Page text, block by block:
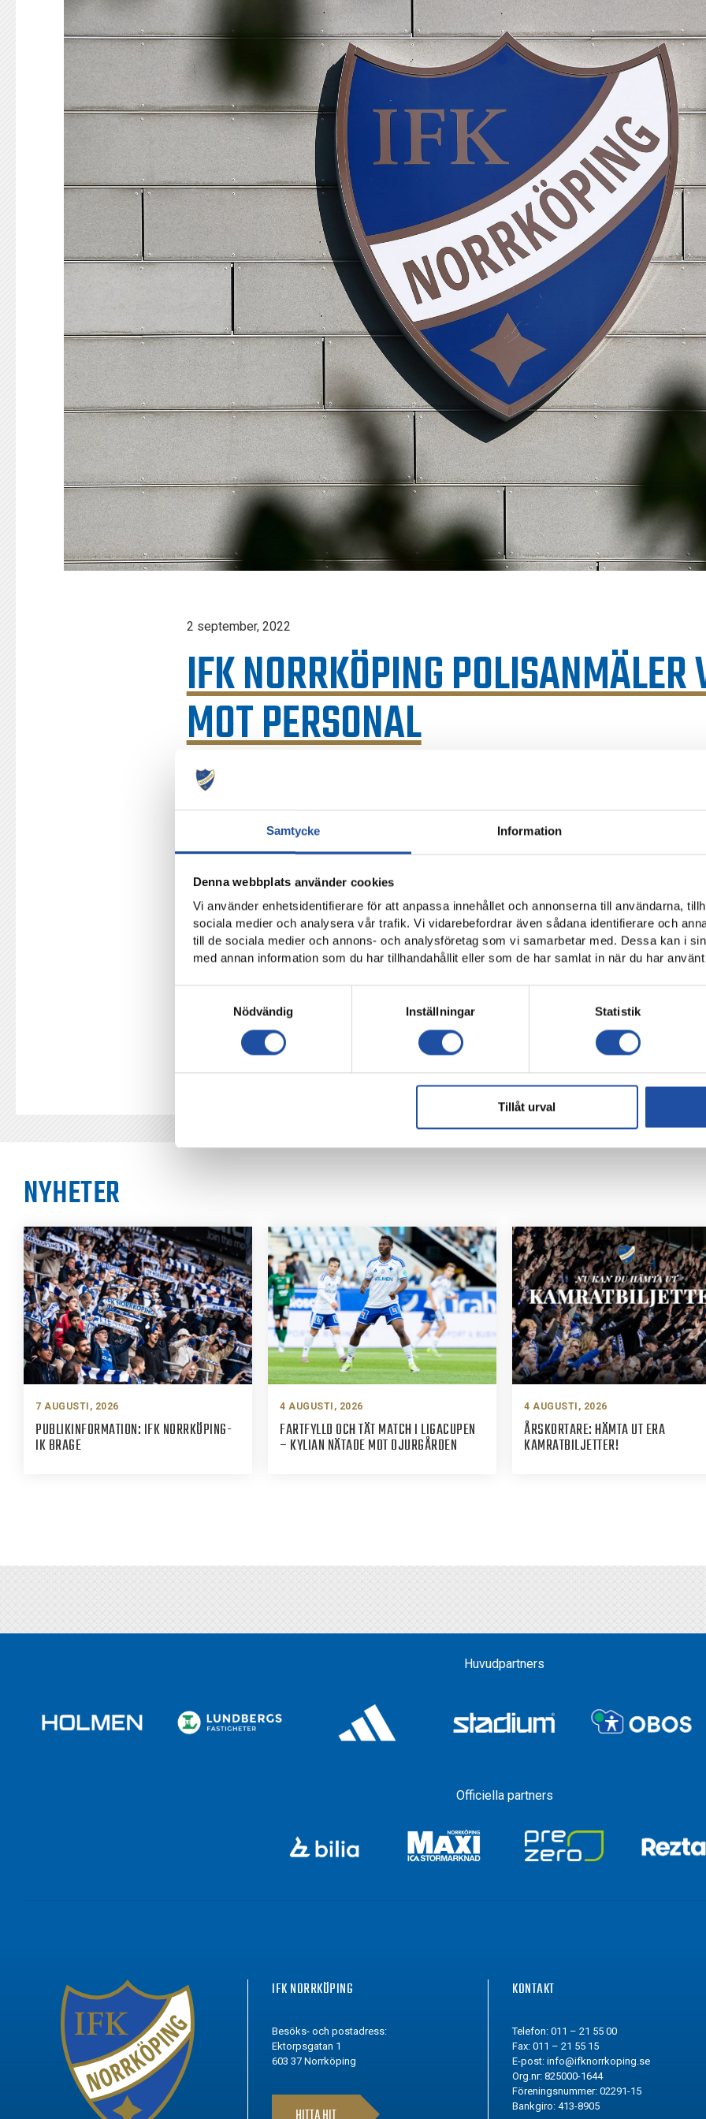
Samtycke Information
Denna webbplats använder cookies
Vi använder enhetsidentifierare för att anpassa innehållet och annonserna till användarna,
sociala medier och analysera vår trafik. Vi vidarebefordrar även sådana identifierare och
till de sociala medier och annons- och analysföretag som vi samarbetar med. Dessa kan i
med annan information som du har tillhandahållit eller som de har samlat in när du har
Nödvändig
Inställningar Statistik
Tillåt urval
125-IFKARE
2 september, 2022
IFK NORRKÖPING POLISANMÄLER
MOT PERSONAL
Inför matchen mot AIK den 21:a augusti blev en av våra SLO:er utsatt för våld
Händelsen skedde i centrala Norrköping på väg till arenan.
IFK Norrköping tar avstånd från all form av våld och att vår personal blir utsatt för detta under
Händelsen är hanterad enligt gängse rutiner och vi som arbetsgivare har även upprättat en
IFK Norrköping kommer ej att kommentera händelsen ytterligare då den är del av en
NYHETER
7 AUGUSTI, 2026
PUBLIKINFORMATION: IFK NORRKÖPING-
IK BRAGE
4 AUGUSTI, 2026
FARTFYLLD OCH TÄT MATCH I LIGACUPEN
– KYLIAN NÄTADE MOT DJURGÅRDEN
4 AUGUSTI, 2026
ÅRSKORTARE: HÄMTA UT ERA
KAMRATBILJETTER!
Huvudpartners
Officiella partners
IFK NORRKÖPING
Besöks- och postadress:
Ektorpsgatan 1
603 37 Norrköping
KONTAKT
Telefon: 011 – 21 55 00
Fax: 011 – 21 55 15
E-post:info@ifknorrkoping.se
Org.nr: 825000-1644
Föreningsnummer: 02291-15
Bankgiro: 413-8905